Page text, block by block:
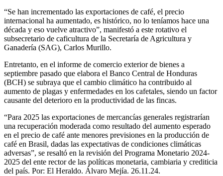
“Se han incrementado las exportaciones de café, el precio
internacional ha aumentado, es histórico, no lo teníamos hace una
década y eso vuelve atractivo”, manifestó a este rotativo el
subsecretario de caficultura de la Secretaría de Agricultura y
Ganadería (SAG), Carlos Murillo.
Entretanto, en el informe de comercio exterior de bienes a
septiembre pasado que elabora el Banco Central de Honduras
(BCH) se subraya que el cambio climático ha contribuido al
aumento de plagas y enfermedades en los cafetales, siendo un factor
causante del deterioro en la productividad de las fincas.
“Para 2025 las exportaciones de mercancías generales registrarían
una recuperación moderada como resultado del aumento esperado
en el precio de café ante menores previsiones en la producción de
café en Brasil, dadas las expectativas de condiciones climáticas
adversas”, se resaltó en la revisión del Programa Monetario 2024-
2025 del ente rector de las políticas monetaria, cambiaria y crediticia
del país. Por: El Heraldo. Álvaro Mejía. 26.11.24.